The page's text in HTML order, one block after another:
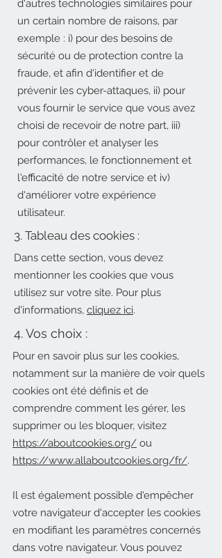
d'autres technologies similaires pour
un certain nombre de raisons, par
exemple : i) pour des besoins de
sécurité ou de protection contre la
fraude, et afin d'identifier et de
prévenir les cyber-attaques, ii) pour
vous fournir le service que vous avez
choisi de recevoir de notre part, iii)
pour contrôler et analyser les
performances, le fonctionnement et
l'efficacité de notre service et iv)
d'améliorer votre expérience
utilisateur.
3. Tableau des cookies :
Dans cette section, vous devez
mentionner les cookies que vous
utilisez sur votre site. Pour plus
d'informations, cliquez ici.
4. Vos choix :
Pour en savoir plus sur les cookies,
notamment sur la manière de voir quels
cookies ont été définis et de
comprendre comment les gérer, les
supprimer ou les bloquer, visitez
https://aboutcookies.org/ ou
https://www.allaboutcookies.org/fr/.
Il est également possible d'empêcher
votre navigateur d'accepter les cookies
en modifiant les paramètres concernés
dans votre navigateur. Vous pouvez